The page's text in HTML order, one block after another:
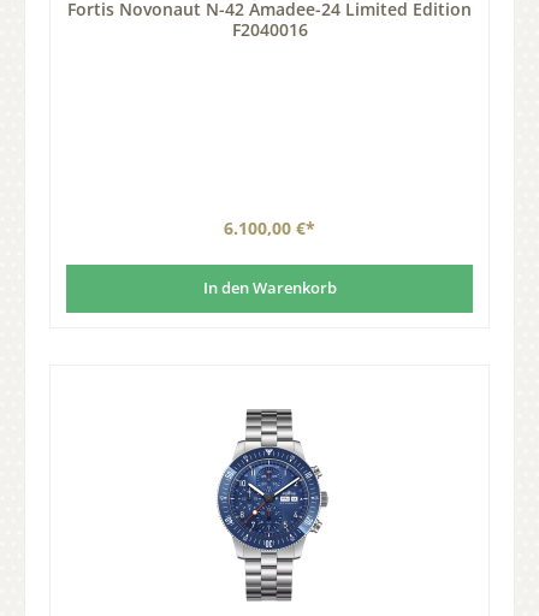
Fortis Novonaut N-42 Amadee-24 Limited Edition
F2040016
6.100,00 €*
In den Warenkorb